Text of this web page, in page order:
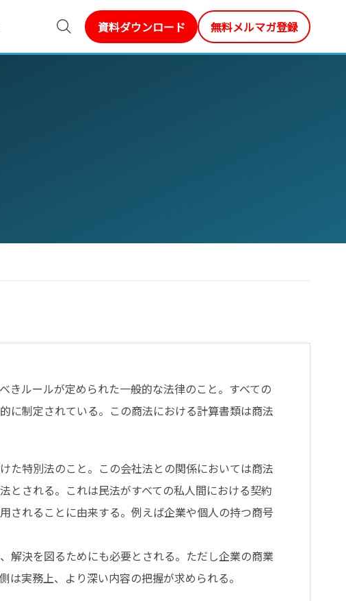
資料ダウンロード 無料メルマガ登録
きルールが定められた一般的な法律のこと。すべての
に制定されている。この商法における計算書類は商法
た特別法のこと。この会社法との関係においては商法
とされる。これは民法がすべての私人間における契約
されることに由来する。例えば企業や個人の持つ商号
解決を図るためにも必要とされる。ただし企業の商業
実務上、より深い内容の把握が求められる。